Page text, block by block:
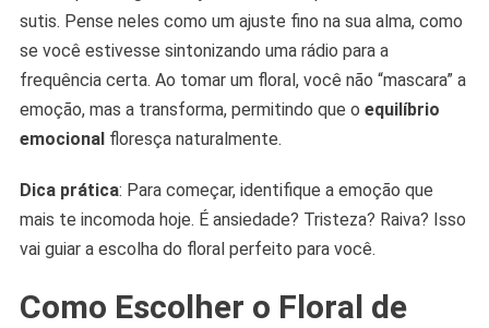
sutis. Pense neles como um ajuste fino na sua alma, como
se você estivesse sintonizando uma rádio para a
frequência certa. Ao tomar um floral, você não “mascara” a
emoção, mas a transforma, permitindo que o equilíbrio
emocional floresça naturalmente.
Dica prática: Para começar, identifique a emoção que
mais te incomoda hoje. É ansiedade? Tristeza? Raiva? Isso
vai guiar a escolha do floral perfeito para você.
Como Escolher o Floral de